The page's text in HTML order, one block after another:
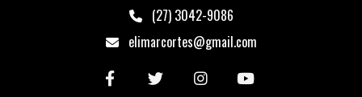
(27) 3042-9086
elimarcortes@gmail.com